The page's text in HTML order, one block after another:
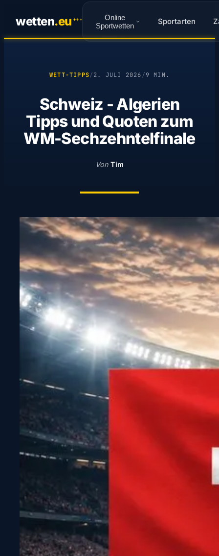
wetten.eu ✦✦ ✦
Online
Sportwetten
Sportarten
WETT-TIPPS/2. JULI 2026/9 MIN.
Schweiz - Algerien
Tipps und Quoten zum
WM-Sechzehntelfinale
Von Tim